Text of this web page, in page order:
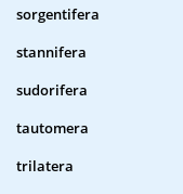
sorgentifera
stannifera
sudorifera
tautomera
trilatera